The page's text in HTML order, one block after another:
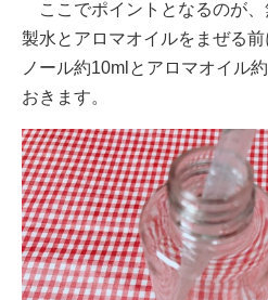
ここでポイントとなるのが
製水とアロマオイルをまぜる
ノール約10mlとアロマオイル
おきます。